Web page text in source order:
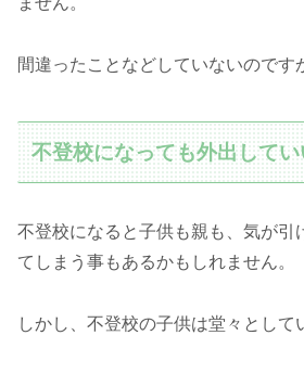
間違ったことなどしていないのです
不登校になっても外出して
不登校になると子供も親も、気が引
てしまう事もあるかもしれません。
しかし、不登校の子供は堂々として